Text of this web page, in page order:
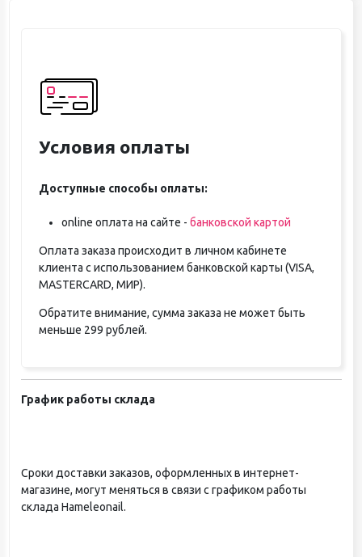
Условия оплаты
Доступные способы оплаты:
online оплата на сайте - банковской картой
Оплата заказа происходит в личном кабинете
клиента с использованием банковской карты (VISA,
MASTERCARD, МИР).
Обратите внимание, сумма заказа не может быть
меньше 299 рублей.
График работы склада
Сроки доставки заказов, оформленных в интернет-
магазине, могут меняться в связи с графиком работы
склада Hameleonail.